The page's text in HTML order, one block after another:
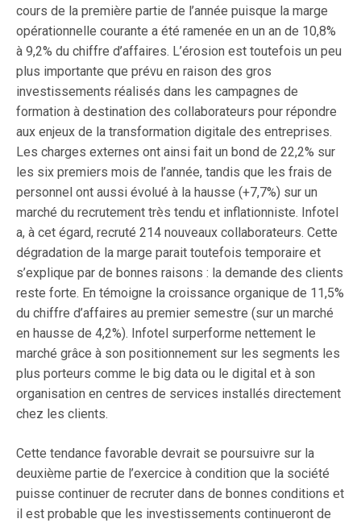
cours de la première partie de l’année puisque la marge
opérationnelle courante a été ramenée en un an de 10,8%
à 9,2% du chiffre d’affaires. L’érosion est toutefois un peu
plus importante que prévu en raison des gros
investissements réalisés dans les campagnes de
formation à destination des collaborateurs pour répondre
aux enjeux de la transformation digitale des entreprises.
Les charges externes ont ainsi fait un bond de 22,2% sur
les six premiers mois de l’année, tandis que les frais de
personnel ont aussi évolué à la hausse (+7,7%) sur un
marché du recrutement très tendu et inflationniste. Infotel
a, à cet égard, recruté 214 nouveaux collaborateurs. Cette
dégradation de la marge parait toutefois temporaire et
s’explique par de bonnes raisons : la demande des clients
reste forte. En témoigne la croissance organique de 11,5%
du chiffre d’affaires au premier semestre (sur un marché
en hausse de 4,2%). Infotel surperforme nettement le
marché grâce à son positionnement sur les segments les
plus porteurs comme le big data ou le digital et à son
organisation en centres de services installés directement
chez les clients.
Cette tendance favorable devrait se poursuivre sur la
deuxième partie de l’exercice à condition que la société
puisse continuer de recruter dans de bonnes conditions et
il est probable que les investissements continueront de